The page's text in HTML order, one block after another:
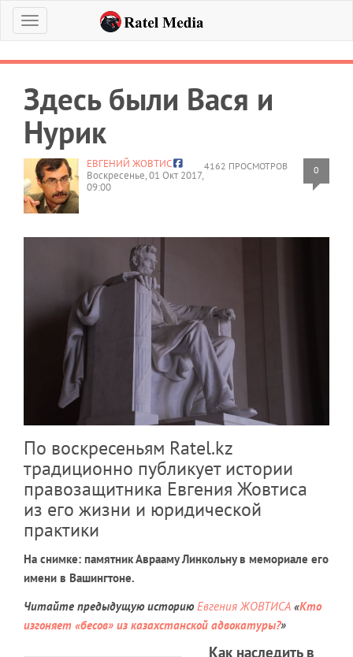
Меню
Здесь были Вася и
Нурик
4162 ПРОСМОТРОВ 0
ЕВГЕНИЙ ЖОВТИС
Воскресенье, 01 Окт 2017,
09:00
По воскресеньям Ratel.kz
традиционно публикует истории
правозащитника Евгения Жовтиса
из его жизни и юридической
практики
На снимке: памятник Аврааму Линкольну в мемориале его
имени в Вашингтоне.
Читайте предыдущую историю Евгения ЖОВТИСА «Кто
изгоняет «бесов» из казахстанской адвокатуры?»
Как наследить в